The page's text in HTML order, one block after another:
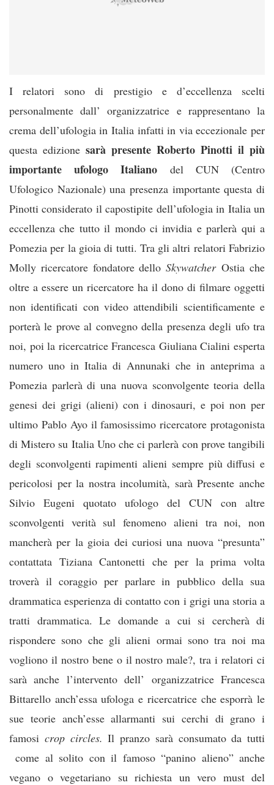
I relatori sono di prestigio e d’eccellenza scelti
personalmente dall’ organizzatrice e rappresentano la
crema dell’ufologia in Italia infatti in via eccezionale per
questa edizione sarà presente Roberto Pinotti il più
importante ufologo Italiano del CUN (Centro
Ufologico Nazionale) una presenza importante questa di
Pinotti considerato il capostipite dell’ufologia in Italia un
eccellenza che tutto il mondo ci invidia e parlerà qui a
Pomezia per la gioia di tutti. Tra gli altri relatori Fabrizio
Molly ricercatore fondatore delloSkywatcherOstia che
oltre a essere un ricercatore ha il dono di filmare oggetti
non identificati con video attendibili scientificamente e
porterà le prove al convegno della presenza degli ufo tra
noi, poi la ricercatrice Francesca Giuliana Cialini esperta
numero uno in Italia di Annunaki che in anteprima a
Pomezia parlerà di una nuova sconvolgente teoria della
genesi dei grigi (alieni) con i dinosauri, e poi non per
ultimo Pablo Ayo il famosissimo ricercatore protagonista
di Mistero su Italia Uno che ci parlerà con prove tangibili
degli sconvolgenti rapimenti alieni sempre più diffusi e
pericolosi per la nostra incolumità, sarà Presente anche
Silvio Eugeni quotato ufologo del CUN con altre
sconvolgenti verità sul fenomeno alieni tra noi, non
mancherà per la gioia dei curiosi una nuova “presunta”
contattata Tiziana Cantonetti che per la prima volta
troverà il coraggio per parlare in pubblico della sua
drammatica esperienza di contatto con i grigi una storia a
tratti drammatica. Le domande a cui si cercherà di
rispondere sono che gli alieni ormai sono tra noi ma
vogliono il nostro bene o il nostro male?, tra i relatori ci
sarà anche l’intervento dell’ organizzatrice Francesca
Bittarello anch’essa ufologa e ricercatrice che esporrà le
sue teorie anch’esse allarmanti sui cerchi di grano i
famosi crop circles.Il pranzo sarà consumato da tutti
come al solito con il famoso “panino alieno” anche
vegano o vegetariano su richiesta un vero must del